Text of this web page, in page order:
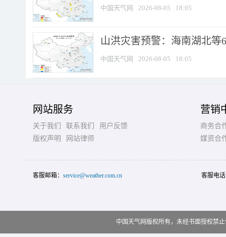
中国天气网 2026-08-05 18:05
山洪灾害预警：海南湖北
中国天气网 2026-08-05 18:05
网站服务
关于我们 联系我们
用户反馈
版权声明
网站律师
营销
商务合
媒资合
客服邮箱： service@weather.com.cn 客服电
中国天气网版权所有，未经书面授权